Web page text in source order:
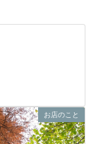
お店のこと